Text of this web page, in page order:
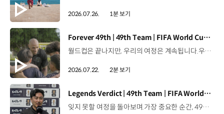
2026.07.26. 1분 보기
[동영상]
Forever 49th | 49th Team | FIFA World Cup 2026™
월드컵은 끝나지만, 우리의 여정은 계속됩니다.우리는 영원한 49번째 팀입니다. 자세히 보기 ▶ #Kia #InspirationConnectsUsAll #49thTeam #OMBC #FIFAWorldCup2026 유튜브 쇼츠 보기 >
2026.07.22. 2분 보기
[동영상]
Legends Verdict | 49th Team | FIFA World Cup 2026™
잊지 못할 여정을 돌아보며.가장 중요한 순간, 49번째 팀이 공을 건네며 완벽하게 임무를 해낸 그 순간을 함께 돌아봅니다. 자세히 보기 ▶ #Kia #InspirationConnectsUsAll #49thTeam #OMBC #FIFAWorldCup2026 유튜브 쇼츠 보기 >